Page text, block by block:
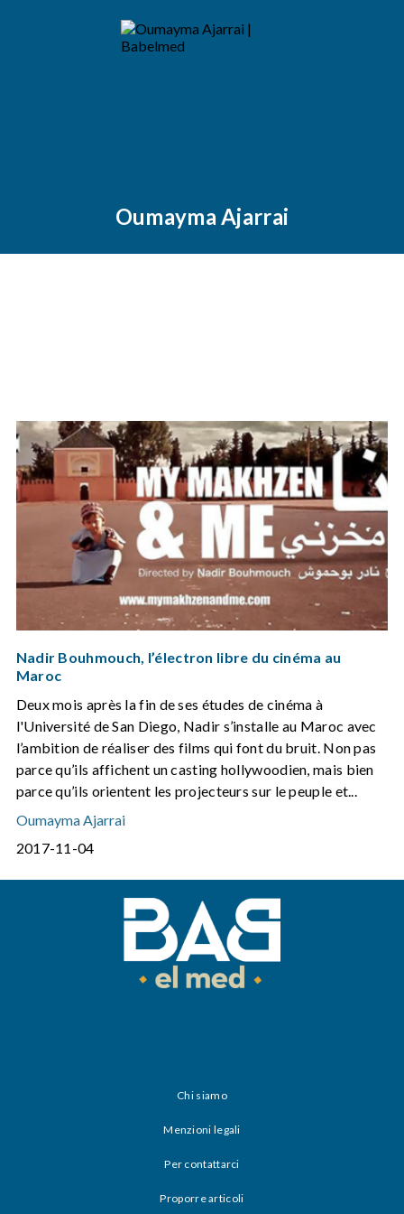
Oumayma Ajarrai
Nadir Bouhmouch, l’électron libre du cinéma au
Maroc
Deux mois après la fin de ses études de cinéma à
l'Université de San Diego, Nadir s’installe au Maroc avec
l’ambition de réaliser des films qui font du bruit. Non pas
parce qu’ils affichent un casting hollywoodien, mais bien
parce qu’ils orientent les projecteurs sur le peuple et...
Oumayma Ajarrai
2017-11-04
Chi siamo
Menzioni legali
Per contattarci
Proporre articoli